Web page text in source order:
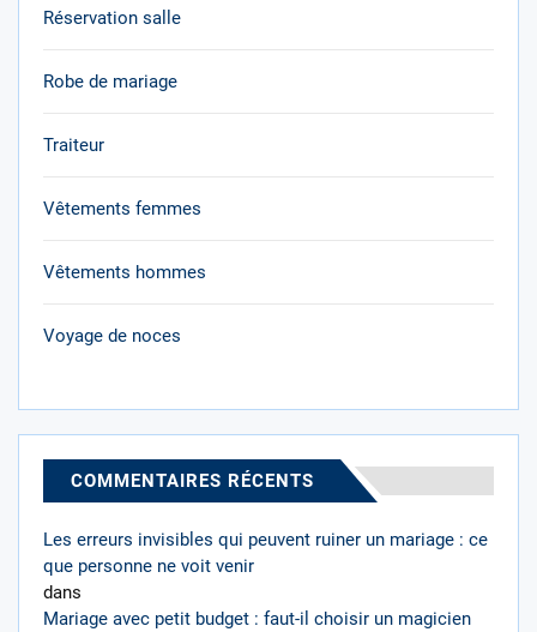
Réservation salle
Robe de mariage
Traiteur
Vêtements femmes
Vêtements hommes
Voyage de noces
COMMENTAIRES RÉCENTS
Les erreurs invisibles qui peuvent ruiner un mariage : ce
que personne ne voit venir
dans
Mariage avec petit budget : faut-il choisir un magicien